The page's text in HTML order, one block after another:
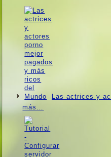
Las actrices y
más…